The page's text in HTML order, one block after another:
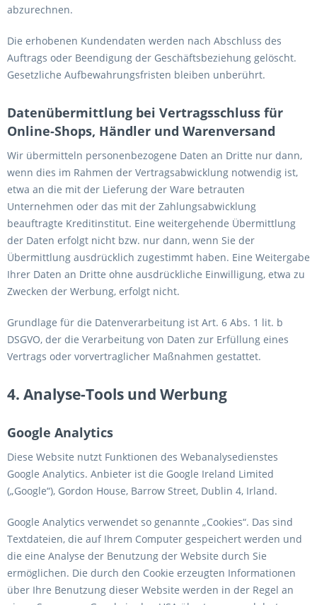
abzurechnen.
Die erhobenen Kundendaten werden nach Abschluss des
Auftrags oder Beendigung der Geschäftsbeziehung gelöscht.
Gesetzliche Aufbewahrungsfristen bleiben unberührt.
Datenübermittlung bei Vertragsschluss für
Online-Shops, Händler und Warenversand
Wir übermitteln personenbezogene Daten an Dritte nur dann,
wenn dies im Rahmen der Vertragsabwicklung notwendig ist,
etwa an die mit der Lieferung der Ware betrauten
Unternehmen oder das mit der Zahlungsabwicklung
beauftragte Kreditinstitut. Eine weitergehende Übermittlung
der Daten erfolgt nicht bzw. nur dann, wenn Sie der
Übermittlung ausdrücklich zugestimmt haben. Eine Weitergabe
Ihrer Daten an Dritte ohne ausdrückliche Einwilligung, etwa zu
Zwecken der Werbung, erfolgt nicht.
Grundlage für die Datenverarbeitung ist Art. 6 Abs. 1 lit. b
DSGVO, der die Verarbeitung von Daten zur Erfüllung eines
Vertrags oder vorvertraglicher Maßnahmen gestattet.
4. Analyse-Tools und Werbung
Google Analytics
Diese Website nutzt Funktionen des Webanalysedienstes
Google Analytics. Anbieter ist die Google Ireland Limited
(„Google“), Gordon House, Barrow Street, Dublin 4, Irland.
Google Analytics verwendet so genannte „Cookies“. Das sind
Textdateien, die auf Ihrem Computer gespeichert werden und
die eine Analyse der Benutzung der Website durch Sie
ermöglichen. Die durch den Cookie erzeugten Informationen
über Ihre Benutzung dieser Website werden in der Regel an